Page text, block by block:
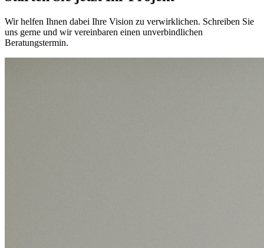
Wir helfen Ihnen dabei Ihre Vision zu verwirklichen. Schreiben Sie
uns gerne und wir vereinbaren einen unverbindlichen
Beratungstermin.